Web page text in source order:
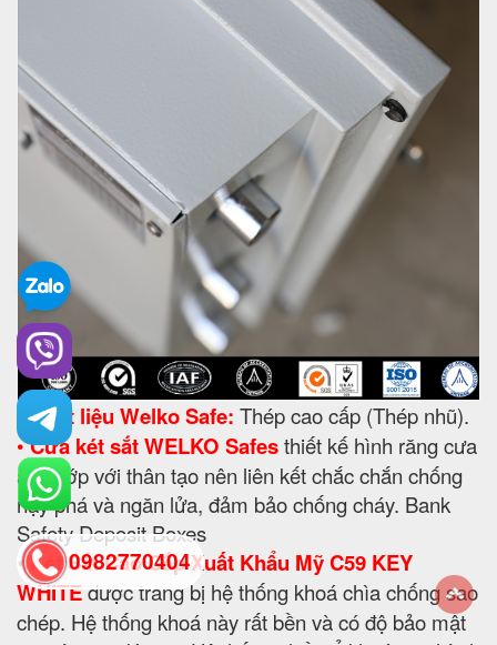
Chất liệu Welko Safe: Thép cao cấp (Thép nhũ).
•Cửa két sắt WELKO Safesthiết kế hình răng cưa
ăn khớp với thân tạo nên liên kết chắc chắn chống
nạy phá và ngăn lửa, đảm bảo chống cháy. Bank
Safety Deposit Boxes
•Két Sắt Cao Cấp Xuất Khẩu Mỹ C59 KEY
WHITEđược trang bị hệ thống khoá chìa chống sao
chép. Hệ thống khoá này rất bền và có độ bảo mật
0982770404
back